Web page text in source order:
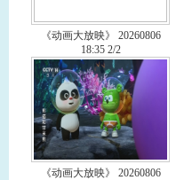
《动画大放映》 20260806
18:35 2/2
《动画大放映》 20260806